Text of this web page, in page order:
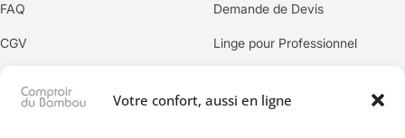
Votre confort, aussi en ligne
FAQ
CGV
Politique de confidentialité
Demande de Devis
Linge pour Professionnel
OUR BRANDS